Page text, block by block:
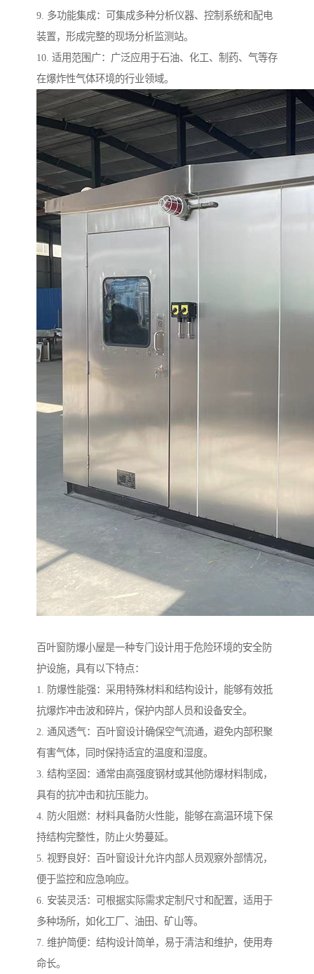
9. 多功能集成：可集成多种分析仪器、控制系统和配电
装置，形成完整的现场分析监测站。
10. 适用范围广：广泛应用于石油、化工、制药、气等存
在爆炸性气体环境的行业领域。
百叶窗防爆小屋是一种专门设计用于危险环境的安全防
护设施，具有以下特点：
1. 防爆性能强：采用特殊材料和结构设计，能够有效抵
抗爆炸冲击波和碎片，保护内部人员和设备安全。
2. 通风透气：百叶窗设计确保空气流通，避免内部积聚
有害气体，同时保持适宜的温度和湿度。
3. 结构坚固：通常由高强度钢材或其他防爆材料制成，
具有的抗冲击和抗压能力。
4. 防火阻燃：材料具备防火性能，能够在高温环境下保
持结构完整性，防止火势蔓延。
5. 视野良好：百叶窗设计允许内部人员观察外部情况，
便于监控和应急响应。
6. 安装灵活：可根据实际需求定制尺寸和配置，适用于
多种场所，如化工厂、油田、矿山等。
7. 维护简便：结构设计简单，易于清洁和维护，使用寿
命长。